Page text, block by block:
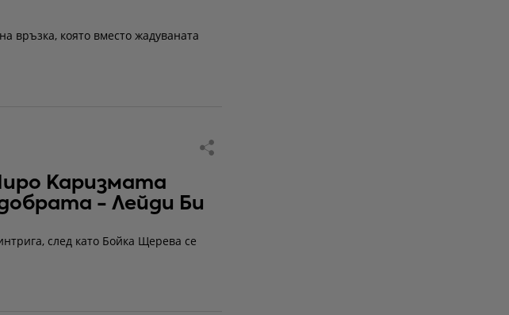
връзка, която вместо жадуваната
Каризмата
- Лейди Би
след като Бойка Щерева се